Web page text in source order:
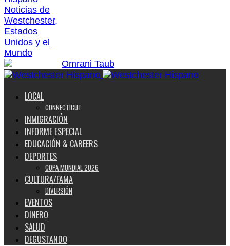
Noticias de
Westchester,
Estados
Unidos y el
Mundo
LOCAL
CONNECTICUT
INMIGRACIÓN
INFORME ESPECIAL
EDUCACIÓN & CAREERS
DEPORTES
COPA MUNDIAL 2026
CULTURA/FAMA
DIVERSIÓN
EVENTOS
DINERO
SALUD
DEGUSTANDO